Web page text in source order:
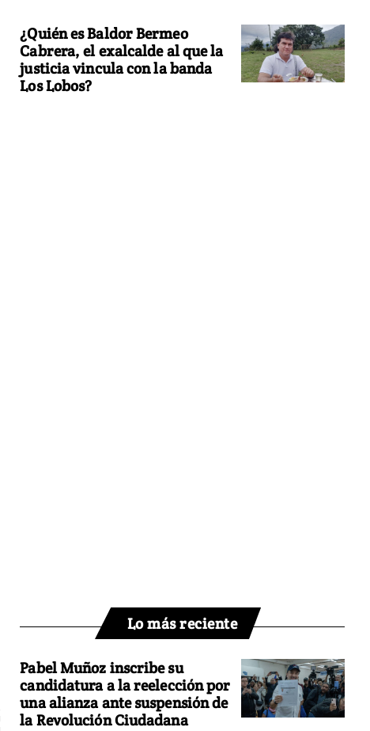
¿Quién es Baldor Bermeo
Cabrera, el exalcalde al que la
justicia vincula con la banda
Los Lobos?
Lo más reciente
Pabel Muñoz inscribe su
candidatura a la reelección por
una alianza ante suspensión de
la Revolución Ciudadana